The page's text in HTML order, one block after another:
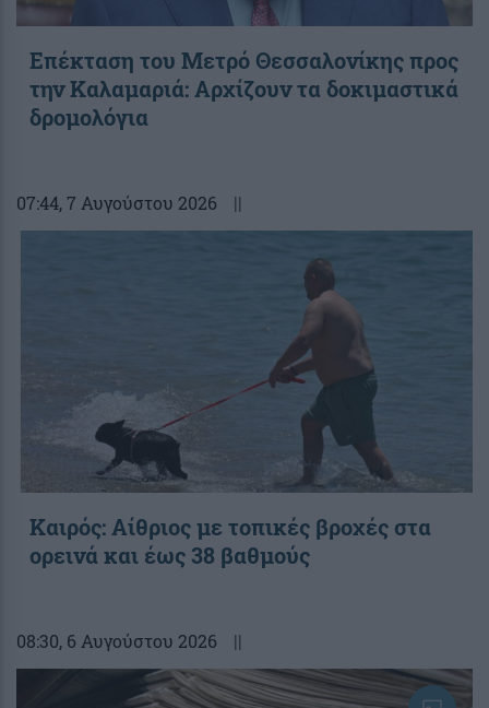
Επέκταση του Μετρό Θεσσαλονίκης προς
την Καλαμαριά: Αρχίζουν τα δοκιμαστικά
δρομολόγια
07:44, 7 Αυγούστου 2026 ||
Καιρός: Αίθριος με τοπικές βροχές στα
ορεινά και έως 38 βαθμούς
08:30, 6 Αυγούστου 2026 ||